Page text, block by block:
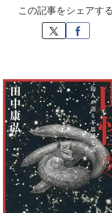
この記事をシェアする